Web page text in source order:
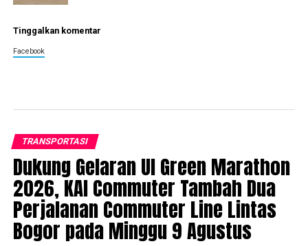
Tinggalkan komentar
Facebook
TRANSPORTASI
Dukung Gelaran UI Green Marathon
2026, KAI Commuter Tambah Dua
Perjalanan Commuter Line Lintas
Bogor pada Minggu 9 Agustus